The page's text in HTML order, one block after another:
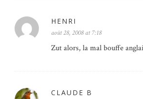
HENRI
août 28, 2008 at 7:18
Zut alors, la mal bouffe
CLAUDE B